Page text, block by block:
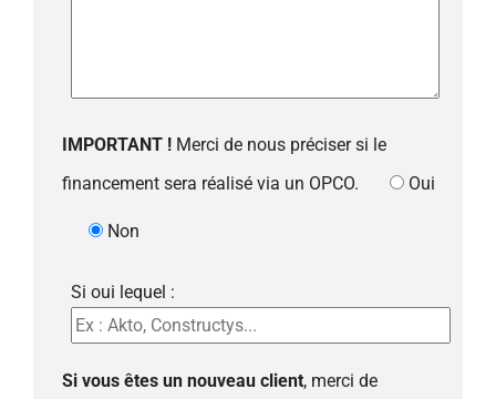
IMPORTANT ! Merci de nous préciser si le
financement sera réalisé via un OPCO.
Oui
Non
Si oui lequel :
Si vous êtes un nouveau client, merci de